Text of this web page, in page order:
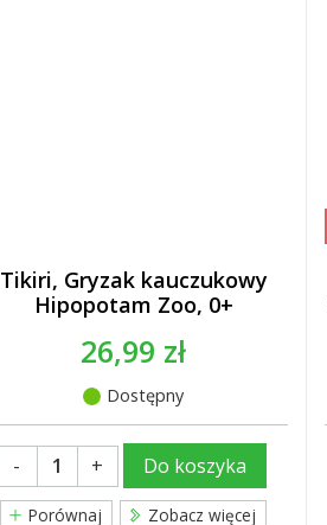
Tikiri, Gryzak kauczukowy
Hipopotam Zoo, 0+
26,99 zł
Dostępny
- + Do koszyka
Porównaj Zobacz więcej